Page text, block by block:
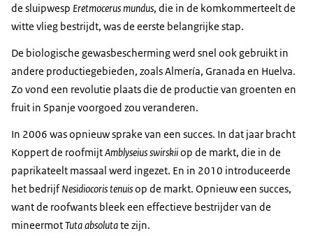
de sluipwesp Eretmocerus mundus, die in de komkommerteelt de
witte vlieg bestrijdt, was de eerste belangrijke stap.
De biologische gewasbescherming werd snel ook gebruikt in
andere productiegebieden, zoals Almería, Granada en Huelva.
Zo vond een revolutie plaats die de productie van groenten en
fruit in Spanje voorgoed zou veranderen.
In 2006 was opnieuw sprake van een succes. In dat jaar bracht
Koppert de roofmijtAmblyseius swirskiiop de markt, die in de
paprikateelt massaal werd ingezet. En in 2010 introduceerde
het bedrijfNesidiocoris tenuisop de markt. Opnieuw een succes,
want de roofwants bleek een effectieve bestrijder van de
mineermotTuta absolutate zijn.